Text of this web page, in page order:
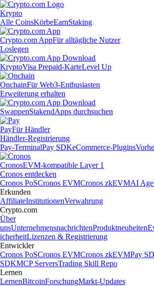
Krypto
Alle CoinsKörbeEarnStaking
Crypto.com AppFür alltägliche Nutzer
Loslegen
KryptoVisa Prepaid-KarteLevel Up
OnchainFür Web3-Enthusiasten
Erweiterung erhalten
SwappenStakendApps durchsuchen
PayFür Händler
Händler-Registrierung
Pay-TerminalPay SDKeCommerce-Plugins
CronosEVM-kompatible Layer 1
Cronos entdecken
Cronos PoSCronos EVMCronos zkEVMAI
Erkunden
AffiliateInstitutionenVerwahrung
Crypto.com
Über
unsUnternehmensnachrichtenProduktneuheiten
icherheitLizenzen & Registrierung
Entwickler
Cronos PoSCronos EVMCronos zkEVMPay
SDKMCP ServersTrading Skill Repo
Lernen
LernenBitcoinForschungMarkt-Updates